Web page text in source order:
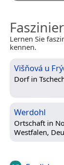
Lernen Sie
kennen.
Višňová u
Dorf in
Werdohl
Ortschaft in
Westfalen,